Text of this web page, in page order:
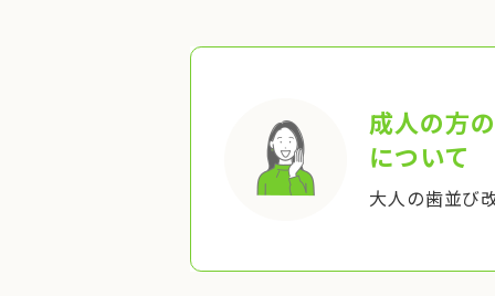
成人の方
について
大人の歯並び